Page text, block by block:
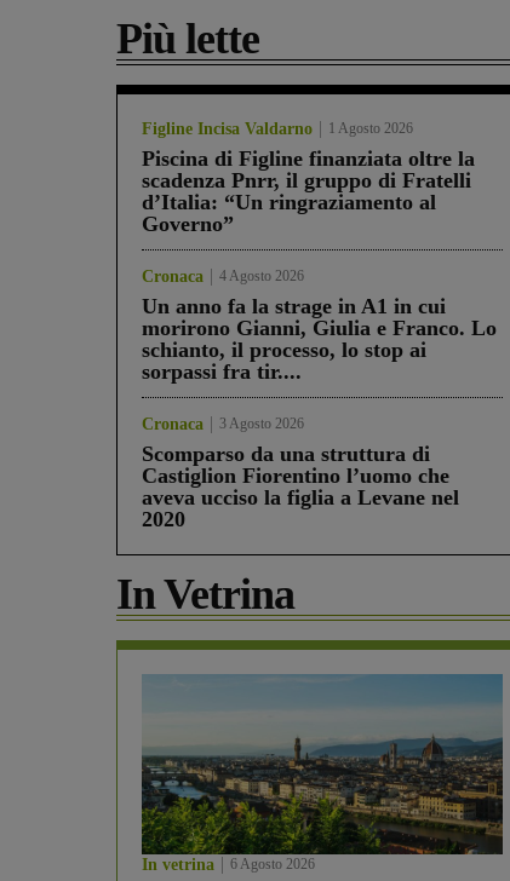
Più lette
Figline Incisa Valdarno 1 Agosto 2026
Piscina di Figline finanziata oltre la
scadenza Pnrr, il gruppo di Fratelli
d’Italia: “Un ringraziamento al
Governo”
Cronaca 4 Agosto 2026
Un anno fa la strage in A1 in cui
morirono Gianni, Giulia e Franco. Lo
schianto, il processo, lo stop ai
sorpassi fra tir....
Cronaca 3 Agosto 2026
Scomparso da una struttura di
Castiglion Fiorentino l’uomo che
aveva ucciso la figlia a Levane nel
2020
In Vetrina
In vetrina 6 Agosto 2026